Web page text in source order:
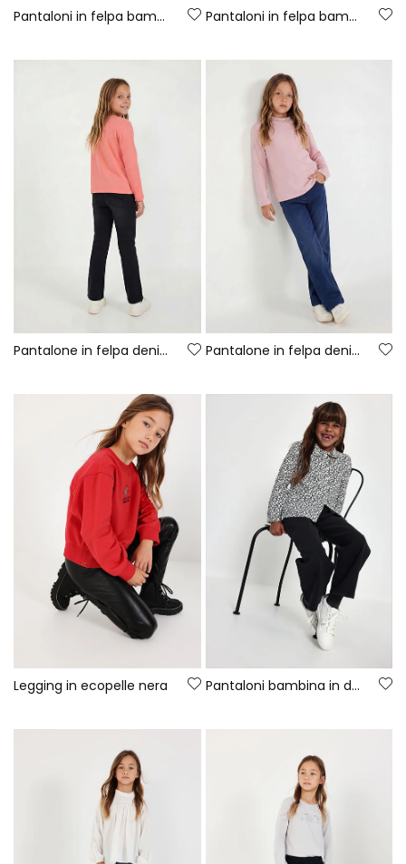
Pantaloni in felpa bambina blu navy Pantaloni in felpa bambina grigio
Pantalone in felpa denim da bambina nero Pantalone in felpa denim bambina blu a campana
Legging in ecopelle nera Pantaloni bambina in denim elastico neri